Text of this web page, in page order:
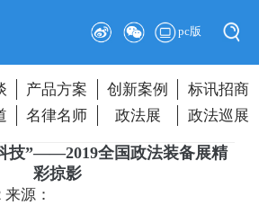
pc版
产品方案 创新案例
标讯招商
名律名师 政法展 政法巡展
技”——2019全国政法装备展精
彩掠影
来源：